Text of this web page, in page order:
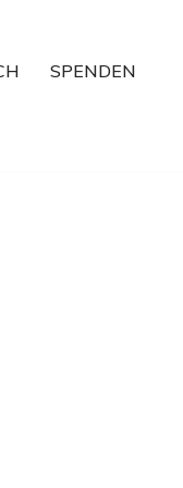
SPENDEN